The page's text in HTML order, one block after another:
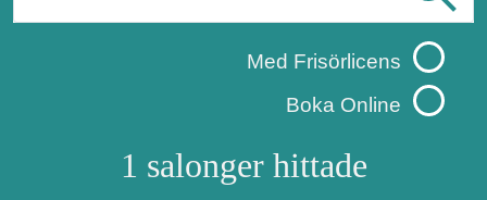
Med Frisörlicens
Boka Online
1 salonger hittade